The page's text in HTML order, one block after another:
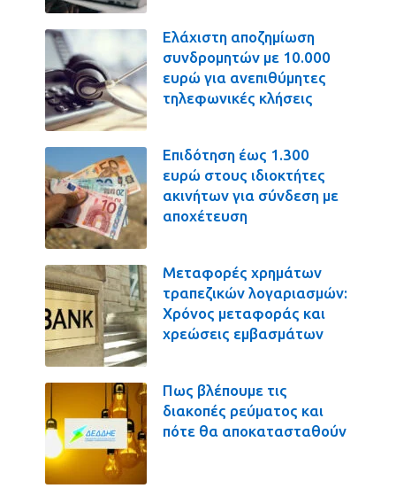
Ελάχιστη αποζημίωση
συνδρομητών με 10.000
ευρώ για ανεπιθύμητες
τηλεφωνικές κλήσεις
Επιδότηση έως 1.300
ευρώ στους ιδιοκτήτες
ακινήτων για σύνδεση με
αποχέτευση
Μεταφορές χρημάτων
τραπεζικών λογαριασμών:
Χρόνος μεταφοράς και
χρεώσεις εμβασμάτων
Πως βλέπουμε τις
διακοπές ρεύματος και
πότε θα αποκατασταθούν